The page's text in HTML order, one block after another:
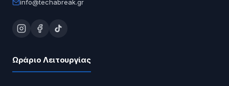
info@techabreak.gr
Ωράριο Λειτουργίας